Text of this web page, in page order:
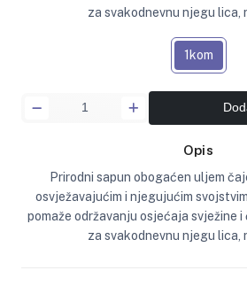
za svakodnevnu njegu lica,
1kom
Opis
Prirodni sapun obogaćen uljem
osvježavajućim i njegujućim
pomaže održavanju osjećaja svježine
za svakodnevnu njegu lica,